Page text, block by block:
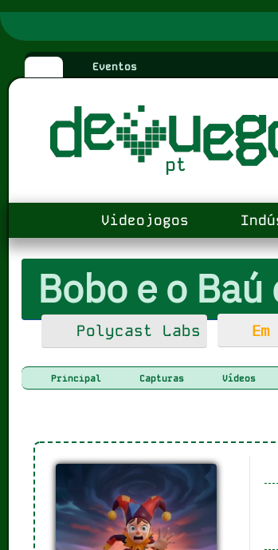
Eventos
Videojogos
Bobo e o
Polycast Labs
Principal Capturas Vídeos